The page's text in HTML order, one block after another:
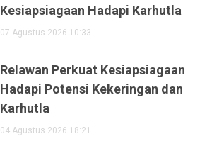
Kesiapsiagaan Hadapi Karhutla
07 Agustus 2026 10:33
Relawan Perkuat Kesiapsiagaan
Hadapi Potensi Kekeringan dan
Karhutla
04 Agustus 2026 18:21